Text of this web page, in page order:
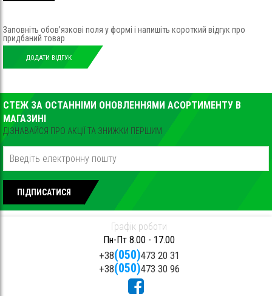
Заповніть обов’язкові поля у формі і напишіть короткий відгук про
придбаний товар
ДОДАТИ ВІДГУК
СТЕЖ ЗА ОСТАННІМИ ОНОВЛЕННЯМИ АСОРТИМЕНТУ В
МАГАЗИНІ
ДІЗНАВАЙСЯ ПРО АКЦІЇ ТА ЗНИЖКИ ПЕРШИМ
ПІДПИСАТИСЯ
Графік роботи
Пн-Пт 8.00 - 17.00
+38(050)473 20 31
+38(050)473 30 96